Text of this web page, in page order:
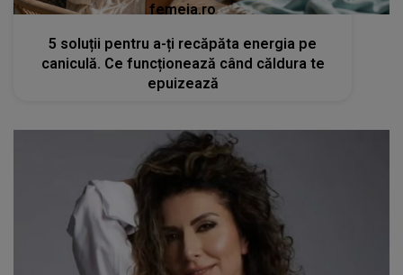
femeia.ro
5 soluții pentru a-ți recăpăta energia pe
caniculă. Ce funcționează când căldura te
epuizează